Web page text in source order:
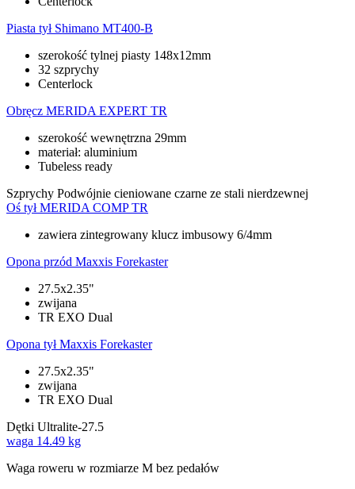
Piasta tył Shimano MT400-B
szerokość tylnej piasty 148x12mm
32 szprychy
Centerlock
Obręcz MERIDA EXPERT TR
szerokość wewnętrzna 29mm
materiał: aluminium
Tubeless ready
Szprychy Podwójnie cieniowane czarne ze stali nierdzewnej
Oś tył MERIDA COMP TR
zawiera zintegrowany klucz imbusowy 6/4mm
Opona przód Maxxis Forekaster
27.5x2.35"
zwijana
TR EXO Dual
Opona tył Maxxis Forekaster
27.5x2.35"
zwijana
TR EXO Dual
Dętki Ultralite-27.5
waga 14.49 kg
Waga roweru w rozmiarze M bez pedałów